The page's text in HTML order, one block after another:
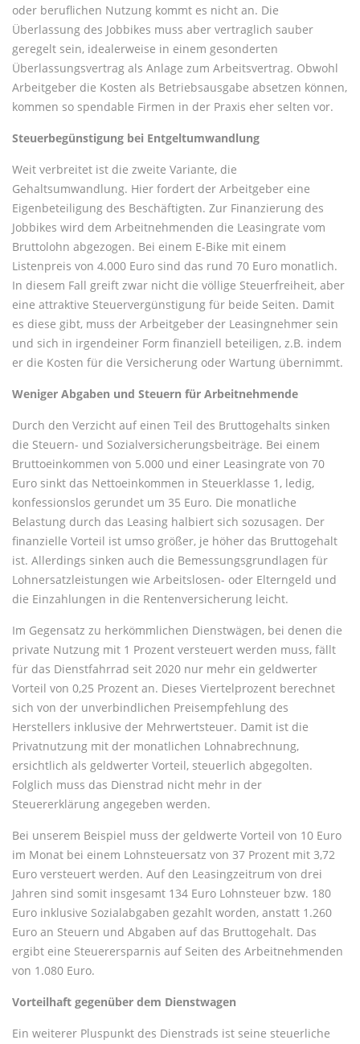
oder beruflichen Nutzung kommt es nicht an. Die
Überlassung des Jobbikes muss aber vertraglich sauber
geregelt sein, idealerweise in einem gesonderten
Überlassungsvertrag als Anlage zum Arbeitsvertrag. Obwohl
Arbeitgeber die Kosten als Betriebsausgabe absetzen können,
kommen so spendable Firmen in der Praxis eher selten vor.
Steuerbegünstigung bei Entgeltumwandlung
Weit verbreitet ist die zweite Variante, die
Gehaltsumwandlung. Hier fordert der Arbeitgeber eine
Eigenbeteiligung des Beschäftigten. Zur Finanzierung des
Jobbikes wird dem Arbeitnehmenden die Leasingrate vom
Bruttolohn abgezogen. Bei einem E-Bike mit einem
Listenpreis von 4.000 Euro sind das rund 70 Euro monatlich.
In diesem Fall greift zwar nicht die völlige Steuerfreiheit, aber
eine attraktive Steuervergünstigung für beide Seiten. Damit
es diese gibt, muss der Arbeitgeber der Leasingnehmer sein
und sich in irgendeiner Form finanziell beteiligen, z.B. indem
er die Kosten für die Versicherung oder Wartung übernimmt.
Weniger Abgaben und Steuern für Arbeitnehmende
Durch den Verzicht auf einen Teil des Bruttogehalts sinken
die Steuern- und Sozialversicherungsbeiträge. Bei einem
Bruttoeinkommen von 5.000 und einer Leasingrate von 70
Euro sinkt das Nettoeinkommen in Steuerklasse 1, ledig,
konfessionslos gerundet um 35 Euro. Die monatliche
Belastung durch das Leasing halbiert sich sozusagen. Der
finanzielle Vorteil ist umso größer, je höher das Bruttogehalt
ist. Allerdings sinken auch die Bemessungsgrundlagen für
Lohnersatzleistungen wie Arbeitslosen- oder Elterngeld und
die Einzahlungen in die Rentenversicherung leicht.
Im Gegensatz zu herkömmlichen Dienstwägen, bei denen die
private Nutzung mit 1 Prozent versteuert werden muss, fällt
für das Dienstfahrrad seit 2020 nur mehr ein geldwerter
Vorteil von 0,25 Prozent an. Dieses Viertelprozent berechnet
sich von der unverbindlichen Preisempfehlung des
Herstellers inklusive der Mehrwertsteuer. Damit ist die
Privatnutzung mit der monatlichen Lohnabrechnung,
ersichtlich als geldwerter Vorteil, steuerlich abgegolten.
Folglich muss das Dienstrad nicht mehr in der
Steuererklärung angegeben werden.
Bei unserem Beispiel muss der geldwerte Vorteil von 10 Euro
im Monat bei einem Lohnsteuersatz von 37 Prozent mit 3,72
Euro versteuert werden. Auf den Leasingzeitrum von drei
Jahren sind somit insgesamt 134 Euro Lohnsteuer bzw. 180
Euro inklusive Sozialabgaben gezahlt worden, anstatt 1.260
Euro an Steuern und Abgaben auf das Bruttogehalt. Das
ergibt eine Steuerersparnis auf Seiten des Arbeitnehmenden
von 1.080 Euro.
Vorteilhaft gegenüber dem Dienstwagen
Ein weiterer Pluspunkt des Dienstrads ist seine steuerliche